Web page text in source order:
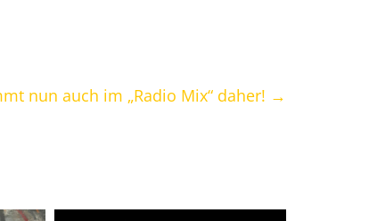
nun auch im „Radio Mix“ daher! →